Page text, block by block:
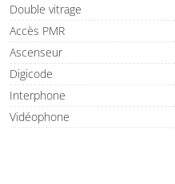
Double vitrage
Accès PMR
Ascenseur
Digicode
Interphone
Vidéophone